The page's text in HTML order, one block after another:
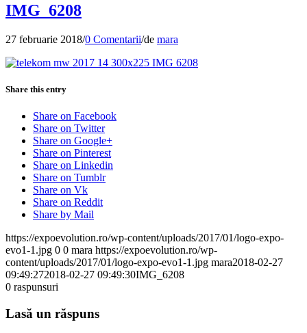
IMG_6208
27 februarie 2018/0 Comentarii/de mara
Share this entry
Share on Facebook
Share on Twitter
Share on Google+
Share on Pinterest
Share on Linkedin
Share on Tumblr
Share on Vk
Share on Reddit
Share by Mail
https://expoevolution.ro/wp-content/uploads/2017/01/logo-expo-
evo1-1.jpg 0 0 mara https://expoevolution.ro/wp-
content/uploads/2017/01/logo-expo-evo1-1.jpg mara2018-02-27
09:49:272018-02-27 09:49:30IMG_6208
0 raspunsuri
Lasă un răspuns